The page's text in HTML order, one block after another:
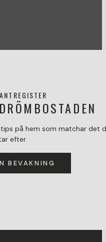
på hem som matchar det
efter.
BEVAKNING